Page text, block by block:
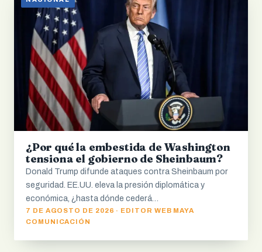
¿Por qué la embestida de Washington
tensiona el gobierno de Sheinbaum?
Donald Trump difunde ataques contra Sheinbaum por
seguridad. EE.UU. eleva la presión diplomática y
económica, ¿hasta dónde cederá…
7 DE AGOSTO DE 2026 · EDITOR WEB MAYA
COMUNICACIÓN